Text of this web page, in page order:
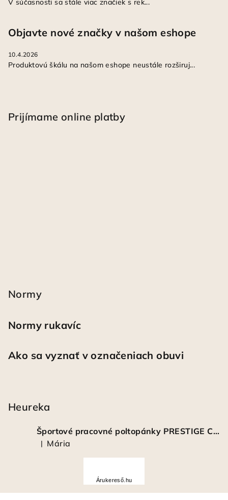
V súčasnosti sa stále viac značiek s rek...
Objavte nové značky v našom eshope
10.4.2026
Produktovú škálu na našom eshope neustále rozširuj...
Prijímame online platby
Normy
Normy rukavíc
Ako sa vyznať v označeniach obuvi
Heureka
Športové pracovné poltopánky PRESTIGE CLASSIC biele
Hodnotenie produktu je 5 z 5 hviezdičiek.
| Mária
u
Árukereső.hu